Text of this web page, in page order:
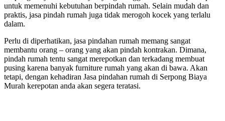
untuk memenuhi kebutuhan berpindah rumah. Selain mudah dan
praktis, jasa pindah rumah juga tidak merogoh kocek yang terlalu
dalam.
Perlu di diperhatikan, jasa pindahan rumah memang sangat
membantu orang – orang yang akan pindah kontrakan. Dimana,
pindah rumah tentu sangat merepotkan dan terkadang membuat
pusing karena banyak furniture rumah yang akan di bawa. Akan
tetapi, dengan kehadiran Jasa pindahan rumah di Serpong Biaya
Murah kerepotan anda akan segera teratasi.